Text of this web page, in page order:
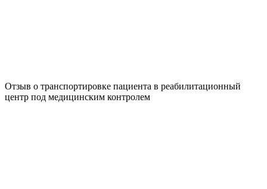
Отзыв о транспортировке пациента в реабилитационный
центр под медицинским контролем